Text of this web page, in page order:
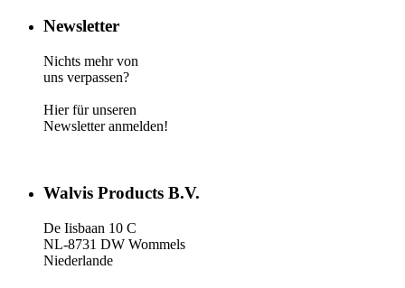
Newsletter
Nichts mehr von
uns verpassen?
Hier für unseren
Newsletter anmelden!
Walvis Products B.V.
De Iisbaan 10 C
NL-8731 DW Wommels
Niederlande